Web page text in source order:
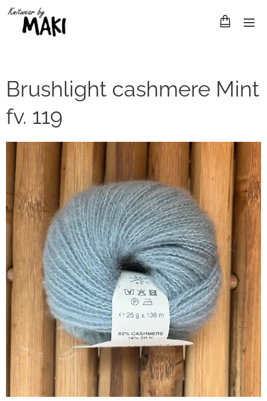
Brushlight cashmere Mint
fv. 119